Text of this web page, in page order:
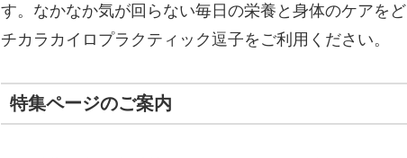
す。なかなか気が回らない毎日の栄養と身体のケアを
チカラカイロプラクティック逗子をご利用ください。
特集ページのご案内